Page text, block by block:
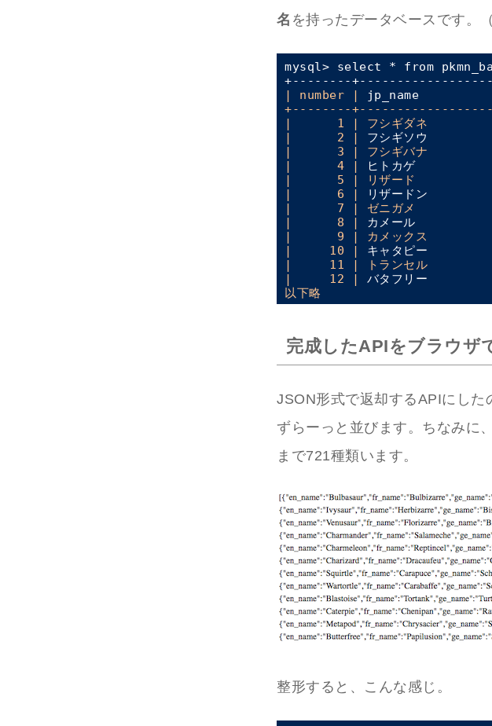
名 を持ったデータベースです。
mysql> select * from
| number |
+--------
|
1 | フシギダネ
|      2 |
フシギソウ
|
3 | フシギバナ
|      4 |
ヒトカゲ
|
5 | リザード
|      6 |
リザードン
|
7 | ゼニガメ
|      8 |
カメール
|
9 | カメックス
|     10 |
キャタピー
|
11 | トランセル
|     12 |
バタフリー
完成したAPIをブラウザ
JSON形式で返却するAPIにし
ずらーっと並びます。ちなみに
まで721種類います。
整形すると、こんな感じ。